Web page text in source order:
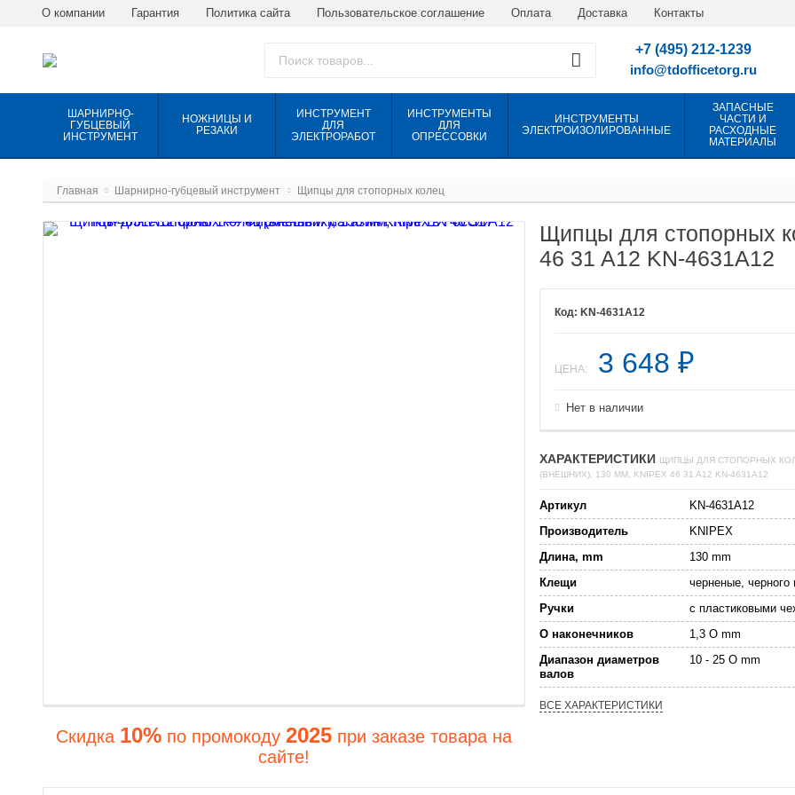
О компании Гарантия Политика сайта Пользовательское соглашение Оплата Доставка Контакты
+7 (495) 212-1239
info@tdofficetorg.ru
ШАРНИРНО-
ГУБЦЕВЫЙ
ИНСТРУМЕНТ
НОЖНИЦЫ И
РЕЗАКИ
ИНСТРУМЕНТ
ДЛЯ
ЭЛЕКТРОРАБОТ
ИНСТРУМЕНТЫ
ДЛЯ
ОПРЕССОВКИ
ИНСТРУМЕНТЫ
ЭЛЕКТРОИЗОЛИРОВАННЫЕ
ЗАПАСНЫЕ
ЧАСТИ И
РАСХОДНЫЕ
МАТЕРИАЛЫ
Главная Шарнирно-губцевый инструмент Щипцы для стопорных колец
Скидка 10% по промокоду 2025 при заказе товара на
сайте!
Щипцы для стопорных
46 31 A12 KN-4631A12
KN-4631A12
ЦЕНА: 3 648 ₽
Нет в наличии
ХАРАКТЕРИСТИКИ ЩИПЦЫ ДЛЯ СТОПОРНЫХ
(ВНЕШНИХ), 130 ММ, KNIPEX 46 31 A12 KN-4631A12
Артикул
KN-4631A12
Производитель
KNIPEX
Длина, mm
130 mm
Клещи
черненые, черного
Ручки
с пластиковыми
O наконечников
1,3 O mm
Диапазон диаметров
валов
10 - 25 O mm
ВСЕ ХАРАКТЕРИСТИКИ